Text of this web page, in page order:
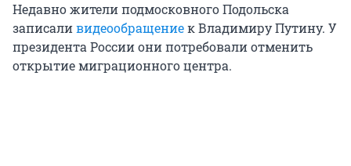
Недавно жители подмосковного Подольска
записаливидеообращениек Владимиру Путину. У
президента России они потребовали отменить
открытие миграционного центра.